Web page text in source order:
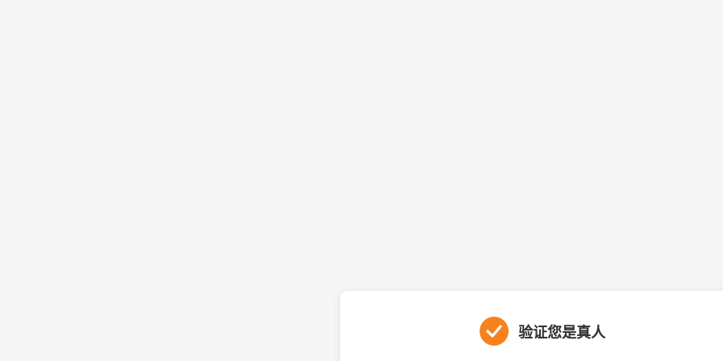
验证您是真人